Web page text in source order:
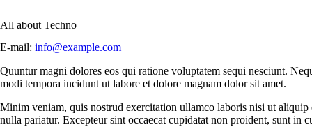
All about Techno
E-mail: info@example.com
Quuntur magni dolores eos qui ratione voluptatem sequi nesciunt.
modi tempora incidunt ut labore et dolore magnam dolor sit amet.
Minim veniam, quis nostrud exercitation ullamco laboris nisi ut
nulla pariatur. Excepteur sint occaecat cupidatat non proident, sunt in